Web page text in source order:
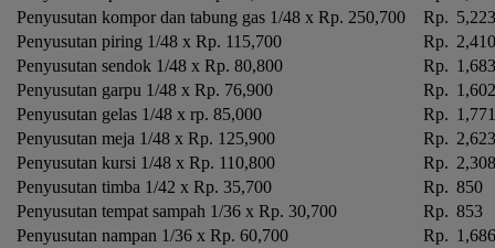
Penyusutan kompor dan tabung gas 1/48 x Rp. 250,700
Rp. 5,223
Penyusutan piring 1/48 x Rp. 115,700
Rp. 2,410
Penyusutan sendok 1/48 x Rp. 80,800
Rp. 1,683
Penyusutan garpu 1/48 x Rp. 76,900
Rp. 1,602
Penyusutan gelas 1/48 x rp. 85,000
Rp. 1,771
Penyusutan meja 1/48 x Rp. 125,900
Rp. 2,623
Penyusutan kursi 1/48 x Rp. 110,800
Rp. 2,308
Penyusutan timba 1/42 x Rp. 35,700
Rp. 850
Penyusutan tempat sampah 1/36 x Rp. 30,700
Rp. 853
Penyusutan nampan 1/36 x Rp. 60,700
Rp. 1,686